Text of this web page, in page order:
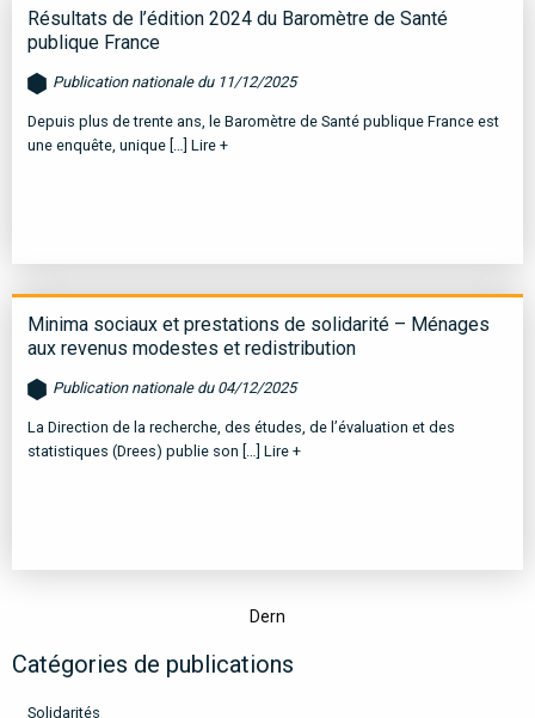
Résultats de l’édition 2024 du Baromètre de Santé
publique France
Publication nationale du 11/12/2025
Depuis plus de trente ans, le Baromètre de Santé publique France est
une enquête, unique […] Lire +
Minima sociaux et prestations de solidarité – Ménages
aux revenus modestes et redistribution
Publication nationale du 04/12/2025
La Direction de la recherche, des études, de l’évaluation et des
statistiques (Drees) publie son […] Lire +
Dern
Catégories de publications
Solidarités